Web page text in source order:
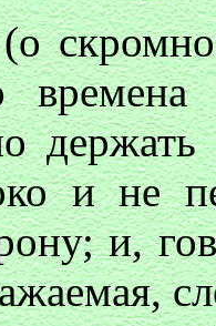
и не
и,